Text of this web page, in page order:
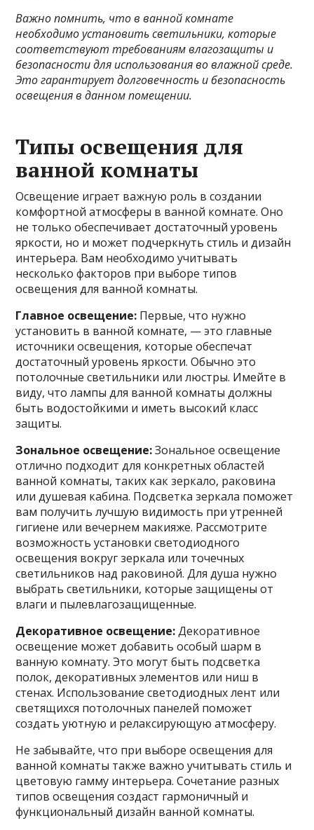
Важно помнить, что в ванной комнате
необходимо установить светильники, которые
соответствуют требованиям влагозащиты и
безопасности для использования во влажной среде.
Это гарантирует долговечность и безопасность
освещения в данном помещении.
Типы освещения для
ванной комнаты
Освещение играет важную роль в создании
комфортной атмосферы в ванной комнате. Оно
не только обеспечивает достаточный уровень
яркости, но и может подчеркнуть стиль и дизайн
интерьера. Вам необходимо учитывать
несколько факторов при выборе типов
освещения для ванной комнаты.
Главное освещение: Первые, что нужно
установить в ванной комнате, — это главные
источники освещения, которые обеспечат
достаточный уровень яркости. Обычно это
потолочные светильники или люстры. Имейте в
виду, что лампы для ванной комнаты должны
быть водостойкими и иметь высокий класс
защиты.
Зональное освещение:Зональное освещение
отлично подходит для конкретных областей
ванной комнаты, таких как зеркало, раковина
или душевая кабина. Подсветка зеркала поможет
вам получить лучшую видимость при утренней
гигиене или вечернем макияже. Рассмотрите
возможность установки светодиодного
освещения вокруг зеркала или точечных
светильников над раковиной. Для душа нужно
выбрать светильники, которые защищены от
влаги и пылевлагозащищенные.
Декоративное освещение:Декоративное
освещение может добавить особый шарм в
ванную комнату. Это могут быть подсветка
полок, декоративных элементов или ниш в
стенах. Использование светодиодных лент или
светящихся потолочных панелей поможет
создать уютную и релаксирующую атмосферу.
Не забывайте, что при выборе освещения для
ванной комнаты также важно учитывать стиль и
цветовую гамму интерьера. Сочетание разных
типов освещения создаст гармоничный и
функциональный дизайн ванной комнаты.